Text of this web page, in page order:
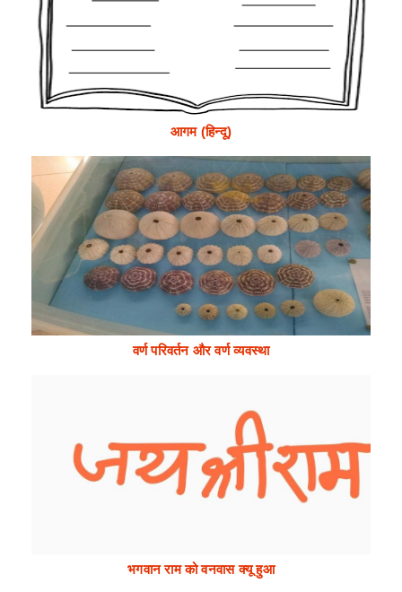
आगम (हिन्दू)
वर्ण परिवर्तन और वर्ण व्यवस्था
भगवान राम को वनवास क्यू हुआ